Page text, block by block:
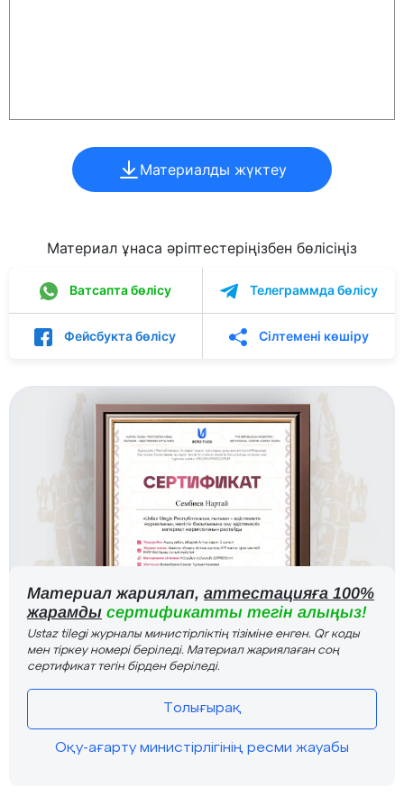
Материалды жүктеу
Материал ұнаса әріптестеріңізбен бөлісіңіз
Ватсапта бөлісу Телеграммда бөлісу
Фейсбукта бөлісу Сілтемені көшіру
Материал жариялап, аттестацияға 100%
жарамды сертификатты тегін алыңыз!
Ustaz tilegi журналы министірліктің тізіміне енген. Qr коды
мен тіркеу номері беріледі. Материал жариялаған соң
сертификат тегін бірден беріледі.
Толығырақ
Оқу-ағарту министірлігінің ресми жауабы